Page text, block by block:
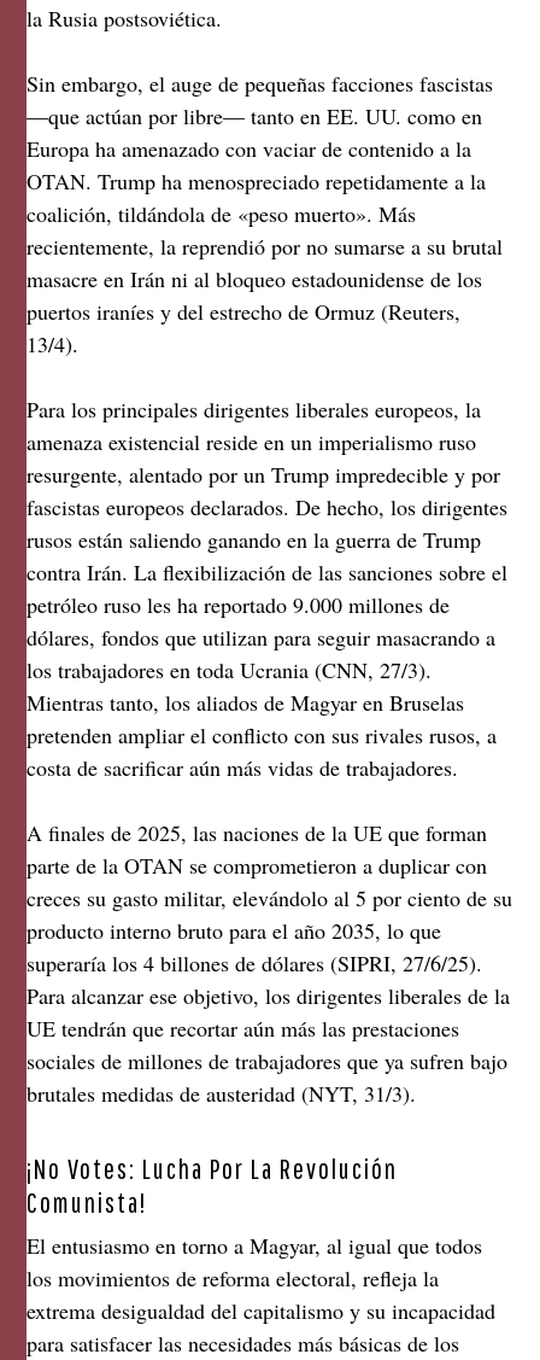
la Rusia postsoviética.
Sin embargo, el auge de pequeñas facciones fascistas
—que actúan por libre— tanto en EE. UU. como en
Europa ha amenazado con vaciar de contenido a la
OTAN. Trump ha menospreciado repetidamente a la
coalición, tildándola de «peso muerto». Más
recientemente, la reprendió por no sumarse a su brutal
masacre en Irán ni al bloqueo estadounidense de los
puertos iraníes y del estrecho de Ormuz (Reuters,
13/4).
Para los principales dirigentes liberales europeos, la
amenaza existencial reside en un imperialismo ruso
resurgente, alentado por un Trump impredecible y por
fascistas europeos declarados. De hecho, los dirigentes
rusos están saliendo ganando en la guerra de Trump
contra Irán. La flexibilización de las sanciones sobre el
petróleo ruso les ha reportado 9.000 millones de
dólares, fondos que utilizan para seguir masacrando a
los trabajadores en toda Ucrania (CNN, 27/3).
Mientras tanto, los aliados de Magyar en Bruselas
pretenden ampliar el conflicto con sus rivales rusos, a
costa de sacrificar aún más vidas de trabajadores.
A finales de 2025, las naciones de la UE que forman
parte de la OTAN se comprometieron a duplicar con
creces su gasto militar, elevándolo al 5 por ciento de su
producto interno bruto para el año 2035, lo que
superaría los 4 billones de dólares (SIPRI, 27/6/25).
Para alcanzar ese objetivo, los dirigentes liberales de la
UE tendrán que recortar aún más las prestaciones
sociales de millones de trabajadores que ya sufren bajo
brutales medidas de austeridad (NYT, 31/3).
¡No Votes: Lucha Por La Revolución
Comunista!
El entusiasmo en torno a Magyar, al igual que todos
los movimientos de reforma electoral, refleja la
extrema desigualdad del capitalismo y su incapacidad
para satisfacer las necesidades más básicas de los